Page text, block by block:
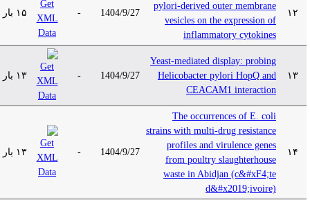
۱۲
pylori-derived outer membrane
vesicles on the expression of
inflammatory cytokines
1404/9/27 ۱۵ بار
۱۳
Yeast-mediated display: probing
Helicobacter pylori HopQ and
CEACAM1 interaction
1404/9/27 ۱۳ بار
۱۴
The occurrences of E. coli
strains with multi-drug resistance
profiles and virulence genes
from poultry slaughterhouse
waste in Abidjan (c&#xF4;te
d&#x2019;ivoire)
1404/9/27 ۱۳ بار